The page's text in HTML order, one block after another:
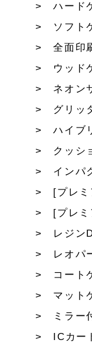
ハード
ソフト
全面印
ウッド
ネオン
グリッ
ハイブ
クッシ
インパ
[プレ
[プレ
レジン
レオパ
コート
マット
ミラー
ICカー